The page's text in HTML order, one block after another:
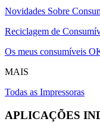
Novidades Sobre
Reciclagem de
Os meus consumíveis
MAIS
Todas as Impressoras
APLICAÇÕES